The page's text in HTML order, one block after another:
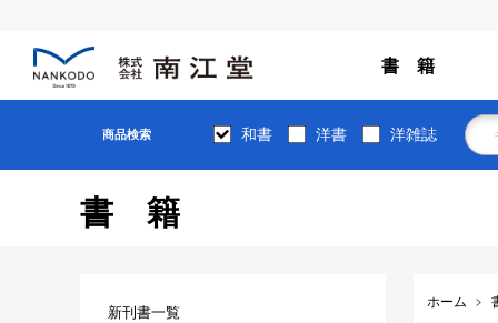
書 籍
商品検索 和書 洋書 洋雑誌
書籍
ホーム
新刊書一覧